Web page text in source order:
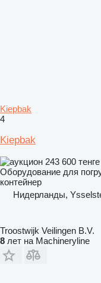
Kiepbak
4
Kiepbak
243 600 тенге
Оборудование для
контейнер
Нидерланды,
Troostwijk Veilingen B.V.
8 лет на Machineryline